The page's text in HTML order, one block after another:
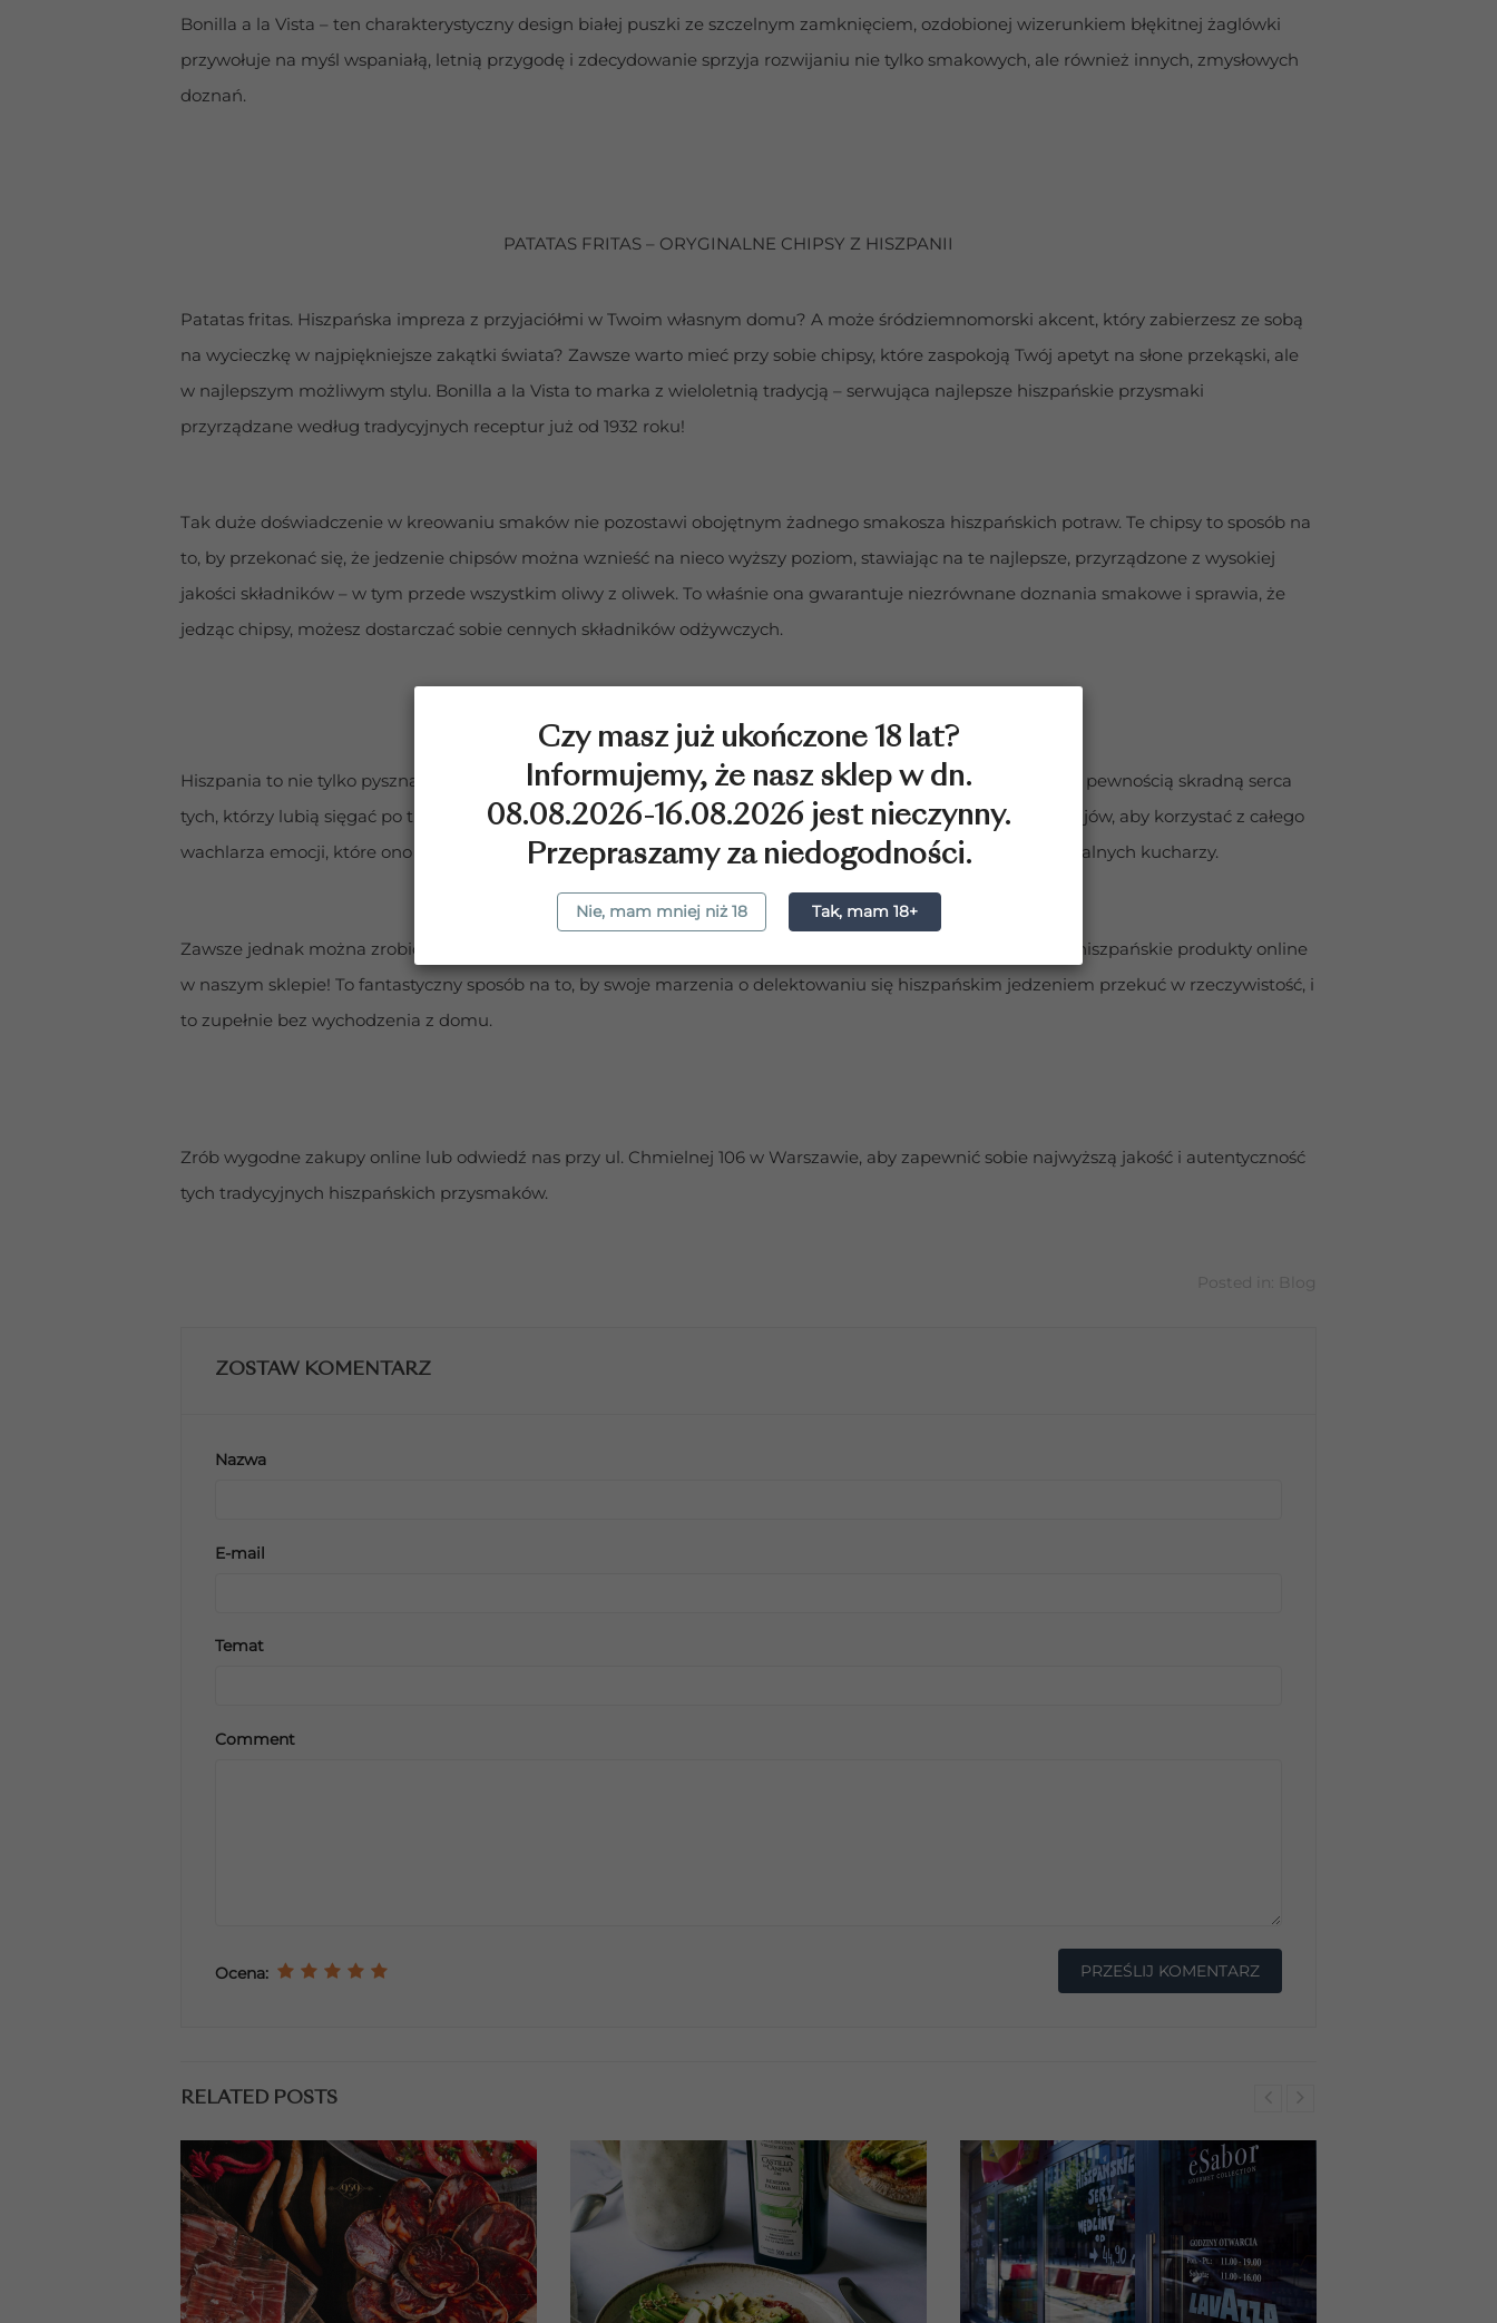
Bonilla a la Vista – ten charakterystyczny design białej puszki ze szczelnym zamknięciem, ozdobionej wizerunkiem błękitnej żaglówki
przywołuje na myśl wspaniałą, letnią przygodę i zdecydowanie sprzyja rozwijaniu nie tylko smakowych, ale również innych, zmysłowych
doznań.
PATATAS FRITAS – ORYGINALNE CHIPSY Z HISZPANII
Patatas fritas. Hiszpańska impreza z przyjaciółmi w Twoim własnym domu? A może śródziemnomorski akcent, który zabierzesz ze sobą
na wycieczkę w najpiękniejsze zakątki świata? Zawsze warto mieć przy sobie chipsy, które zaspokoją Twój apetyt na słone przekąski, ale
w najlepszym możliwym stylu. Bonilla a la Vista to marka z wieloletnią tradycją – serwująca najlepsze hiszpańskie przysmaki
przyrządzane według tradycyjnych receptur już od 1932 roku!
Tak duże doświadczenie w kreowaniu smaków nie pozostawi obojętnym żadnego smakosza hiszpańskich potraw. Te chipsy to sposób na
to, by przekonać się, że jedzenie chipsów można wznieść na nieco wyższy poziom, stawiając na te najlepsze, przyrządzone z wysokiej
jakości składników – w tym przede wszystkim oliwy z oliwek. To właśnie ona gwarantuje niezrównane doznania smakowe i sprawia, że
jedząc chipsy, możesz dostarczać sobie cennych składników odżywczych.
Hiszpania to nie tylko pyszna i pożywna paella, ale również doskonałe wina i atrakcyjne słodkie desery, które z pewnością skradną serca
tych, którzy lubią sięgać po tradycyjne przysmaki. Nie zawsze mamy możliwość podróżowania do ciepłych krajów, aby korzystać z całego
wachlarza emocji, które ono serwuje, i zajadać się śródziemnomorskimi potrawami przyrządzanymi przez lokalnych kucharzy.
Zawsze jednak można zrobić sobie hiszpańską ucztę we własnym domu – zamawiając po prostu oryginalne hiszpańskie produkty online
w naszym sklepie! To fantastyczny sposób na to, by swoje marzenia o delektowaniu się hiszpańskim jedzeniem przekuć w rzeczywistość, i
to zupełnie bez wychodzenia z domu.
Zrób wygodne zakupy online lub odwiedź nas przy ul. Chmielnej 106 w Warszawie, aby zapewnić sobie najwyższą jakość i autentyczność
tych tradycyjnych hiszpańskich przysmaków.
Posted in: Blog
ZOSTAW KOMENTARZ
Nazwa
E-mail
Temat
Comment
Ocena:
RELATED POSTS
Czy masz już ukończone 18 lat?
Informujemy, że nasz sklep w dn.
08.08.2026-16.08.2026 jest nieczynny.
Przepraszamy za niedogodności.
Nie, mam mniej niż 18 Tak, mam 18+